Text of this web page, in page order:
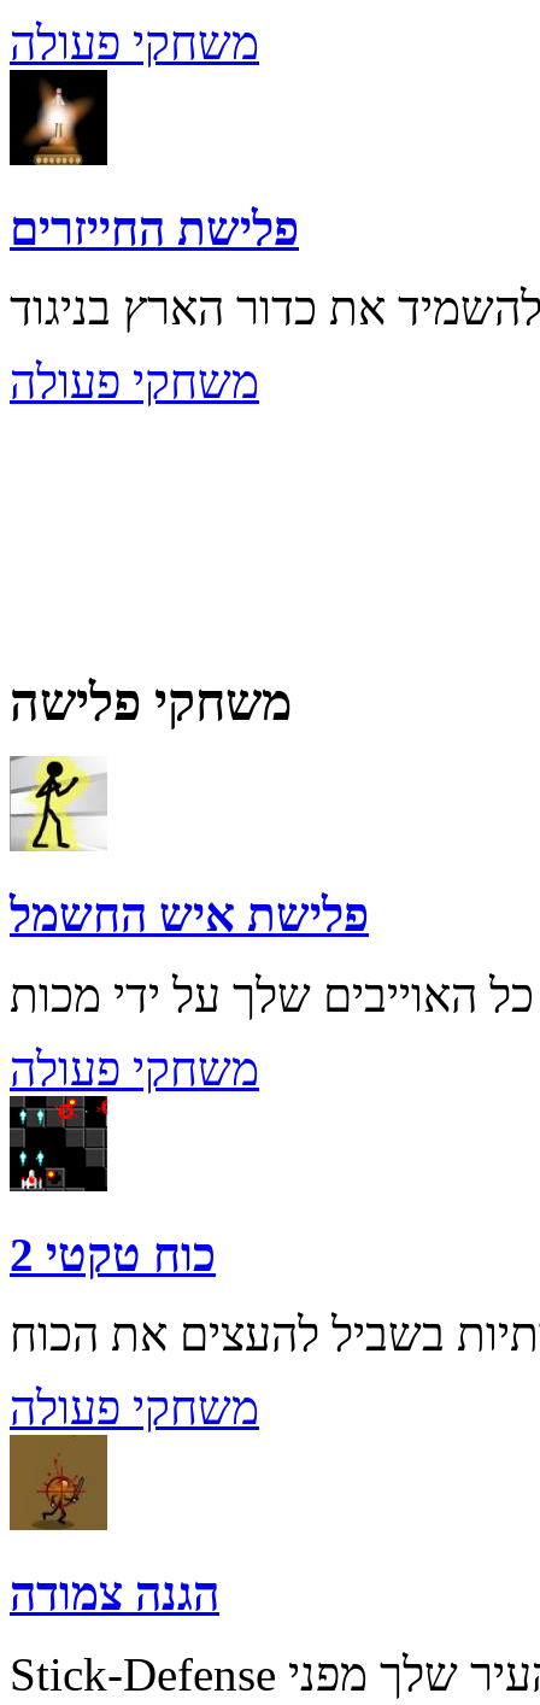
משחקי פעולה
פלישת החייזרים
משחקי פעולה
משחקי פלישה
פלישת איש החשמל
משחקי פעולה
כוח טקטי 2
משחקי פעולה
הגנה צמודה